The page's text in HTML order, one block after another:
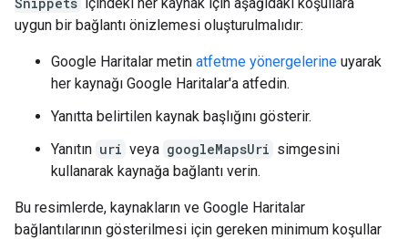
uygun bir bağlantı önizlemesi oluşturulmalıdır:
Google Haritalar metin atfetme yönergelerine uyarak
her kaynağı Google Haritalar'a atfedin.
Yanıtta belirtilen kaynak başlığını gösterir.
Yanıtın uri veya googleMapsUri simgesini
kullanarak kaynağa bağlantı verin.
Bu resimlerde, kaynakların ve Google Haritalar
bağlantılarının gösterilmesi için gereken minimum koşullar